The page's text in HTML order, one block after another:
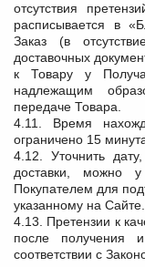
отсутствия
расписывается в
Заказ (в
доставочных
к Товару у
надлежащим
передаче Товара.
4.11. Время
ограничено 15
4.12. Уточнить
доставки, можно
Покупателем для
указанному на Сайте.
4.13. Претензии к
после получения
соответствии с